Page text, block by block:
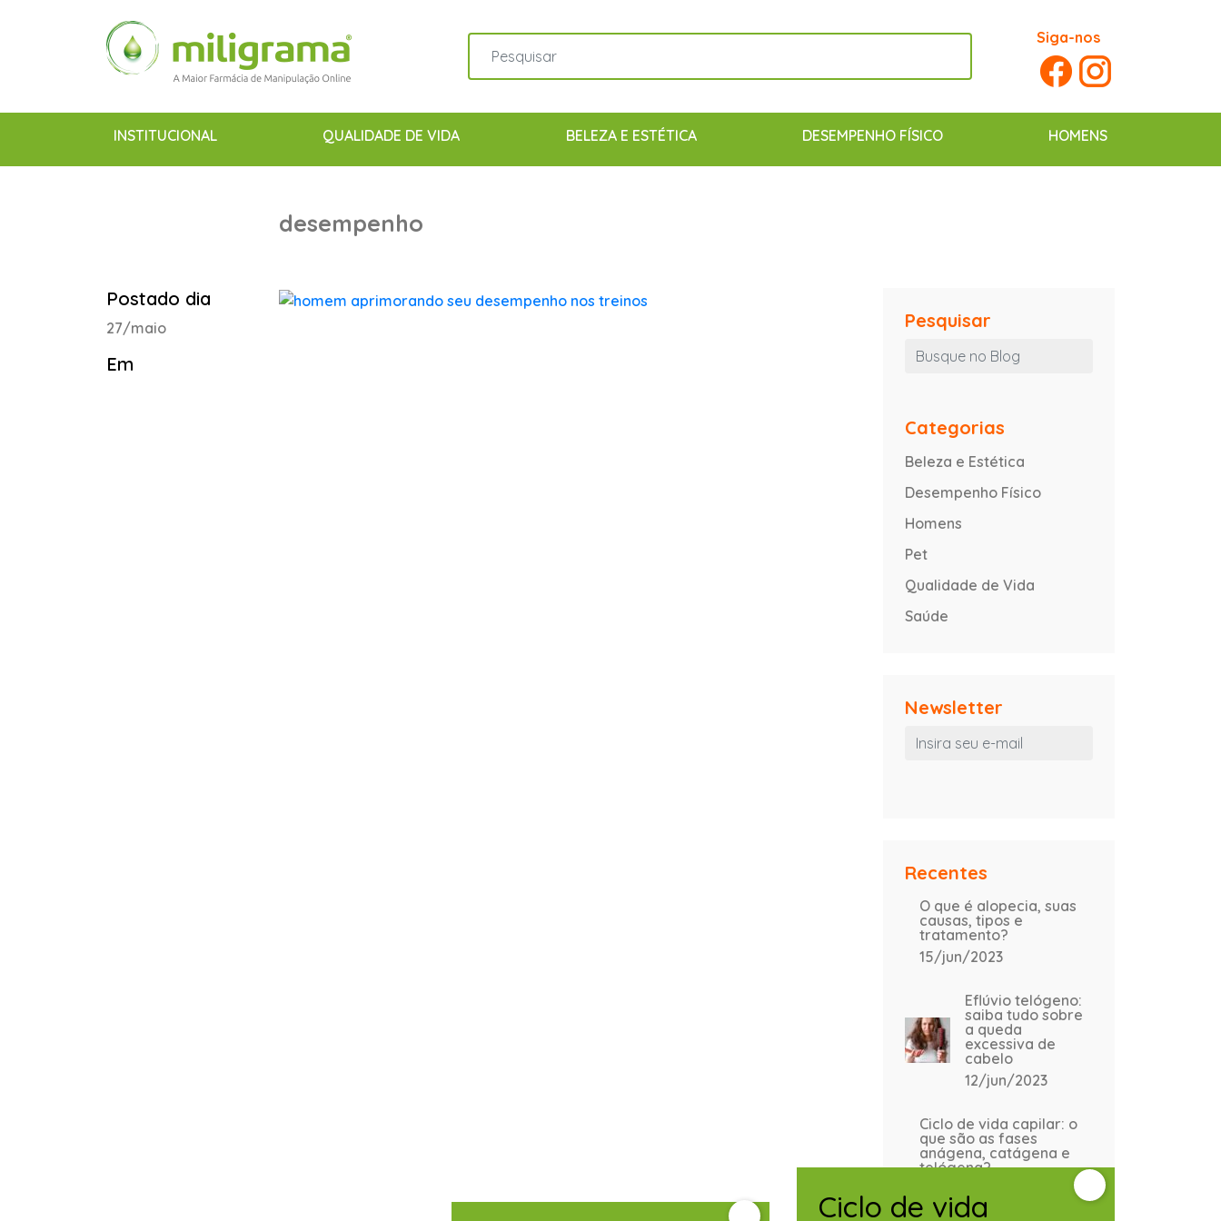
Siga-nos
INSTITUCIONAL QUALIDADE DE VIDA BELEZA E ESTÉTICA DESEMPENHO FÍSICO HOMENS
desempenho
Postado dia
27/maio
Em
Pesquisar
Categorias
Beleza e Estética
Desempenho Físico
Homens
Pet
Qualidade de Vida
Saúde
Newsletter
Recentes
O que é alopecia, suas
causas, tipos e
tratamento?
15/jun/2023
Eflúvio telógeno:
saiba tudo sobre
a queda
excessiva de
cabelo
12/jun/2023
Ciclo de vida capilar: o
que são as fases
anágena, catágena e
telógena?
Ciclo de vida